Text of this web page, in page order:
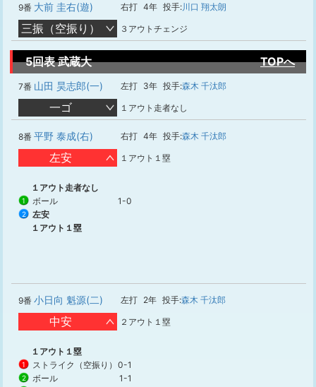
9番 大前 圭右(遊) 右打 4年 投手:川口 翔太朗
三振（空振り） ３アウトチェンジ
5回表 武蔵大 TOPへ
7番 山田 昊志郎(一) 左打 3年 投手:森木 千汰郎
一ゴ １アウト走者なし
8番 平野 泰成(右) 右打 4年 投手:森木 千汰郎
左安 １アウト１塁
１アウト走者なし
1 ボール 1-0
2
左安
１アウト１塁
9番 小日向 魁源(二) 左打 2年 投手:森木 千汰郎
中安 ２アウト１塁
１アウト１塁
1 ストライク（空振り） 0-1
2 ボール 1-1